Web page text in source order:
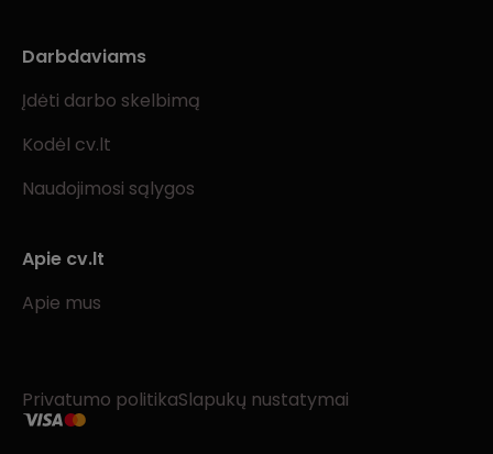
Darbdaviams
Įdėti darbo skelbimą
Kodėl cv.lt
Naudojimosi sąlygos
Apie cv.lt
Apie mus
Privatumo politikaSlapukų nustatymai